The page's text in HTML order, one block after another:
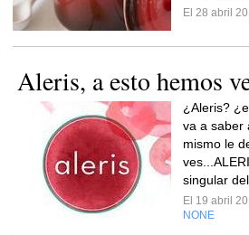
El 28 abril
Aleris, a esto hemos
¿Aleris?
va a saber
mismo le
singular
El 19 abril
NONE